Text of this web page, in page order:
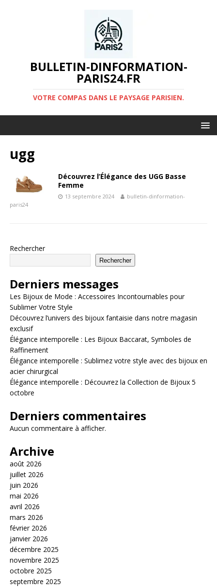
BULLETIN-DINFORMATION-
PARIS24.FR
VOTRE COMPAS DANS LE PAYSAGE PARISIEN.
ugg
Découvrez l’Élégance des UGG Basse
Femme
13 septembre 2024
bulletin-dinformation-
paris24
Rechercher
Rechercher
Derniers messages
Les Bijoux de Mode : Accessoires Incontournables pour
Sublimer Votre Style
Découvrez l’univers des bijoux fantaisie dans notre magasin
exclusif
Élégance intemporelle : Les Bijoux Baccarat, Symboles de
Raffinement
Élégance intemporelle : Sublimez votre style avec des bijoux en
acier chirurgical
Élégance intemporelle : Découvrez la Collection de Bijoux 5
octobre
Derniers commentaires
Aucun commentaire à afficher.
Archive
août 2026
juillet 2026
juin 2026
mai 2026
avril 2026
mars 2026
février 2026
janvier 2026
décembre 2025
novembre 2025
octobre 2025
septembre 2025